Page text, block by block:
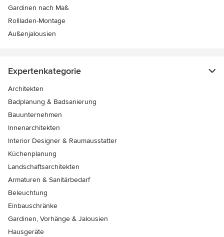
Gardinen nach Maß
Rollladen-Montage
Außenjalousien
Expertenkategorie
Architekten
Badplanung & Badsanierung
Bauunternehmen
Innenarchitekten
Interior Designer & Raumausstatter
Küchenplanung
Landschaftsarchitekten
Armaturen & Sanitärbedarf
Beleuchtung
Einbauschränke
Gardinen, Vorhänge & Jalousien
Hausgeräte